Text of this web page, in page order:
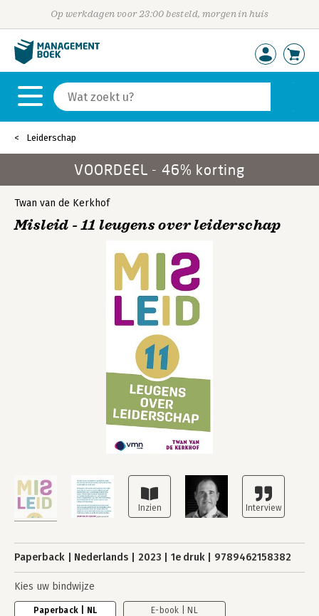
Op werkdagen voor 23:00 besteld, morgen in huis
Leiderschap
VOORDEEL - 46% korting
Twan van de Kerkhof
Misleid - 11 leugens over leiderschap
Paperback Nederlands 2023 1e druk 9789462158382
Kies uw bindwijze
Paperback | NL E-book | NL